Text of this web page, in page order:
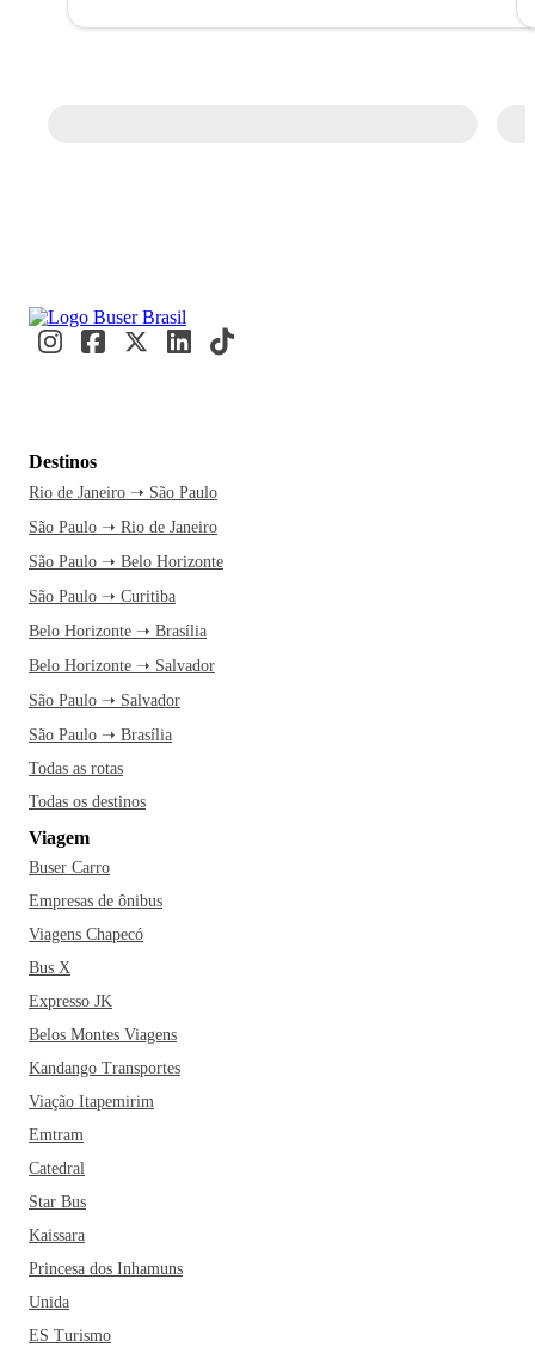
Destinos
Rio de Janeiro ➝ São Paulo
São Paulo ➝ Rio de Janeiro
São Paulo ➝ Belo Horizonte
São Paulo ➝ Curitiba
Belo Horizonte ➝ Brasília
Belo Horizonte ➝ Salvador
São Paulo ➝ Salvador
São Paulo ➝ Brasília
Todas as rotas
Todas os destinos
Viagem
Buser Carro
Empresas de ônibus
Viagens Chapecó
Bus X
Expresso JK
Belos Montes Viagens
Kandango Transportes
Viação Itapemirim
Emtram
Catedral
Star Bus
Kaissara
Princesa dos Inhamuns
Unida
ES Turismo